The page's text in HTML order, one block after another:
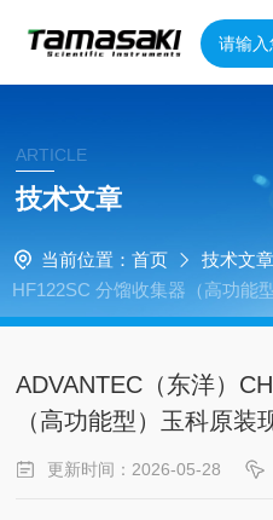
ARTICLE
技术文章
当前位置： 首页 技术文章
HF122SC 分馏收集器（高功能
ADVANTEC（东洋）
（高功能型）玉科原装
更新时间：2026-05-28